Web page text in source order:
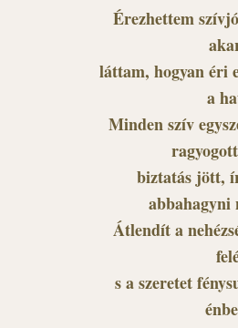
Érezhettem
láttam, hogyan éri
a
Minden szív
biztatás jött,
abbahagyni
Átlendít a
s a szeretet